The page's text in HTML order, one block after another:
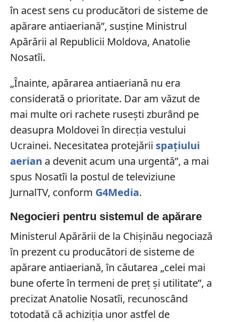
în acest sens cu producători de sisteme de
apărare antiaeriană”, susține Ministrul
Apărării al Republicii Moldova, Anatolie
Nosatîi.
„Înainte, apărarea antiaeriană nu era
considerată o prioritate. Dar am văzut de
mai multe ori rachete ruseşti zburând pe
deasupra Moldovei în direcţia vestului
Ucrainei. Necesitatea protejării spaţiului
aerian a devenit acum una urgentă”, a mai
spus Nosatîi la postul de televiziune
JurnalTV, conform G4Media.
Negocieri pentru sistemul de apărare
Ministerul Apărării de la Chişinău negociază
în prezent cu producători de sisteme de
apărare antiaeriană, în căutarea „celei mai
bune oferte în termeni de preţ şi utilitate”, a
precizat Anatolie Nosatîi, recunoscând
totodată că achiziţia unor astfel de